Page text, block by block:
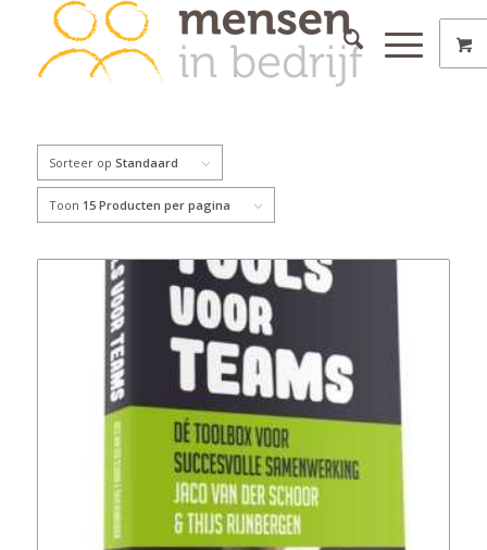
Sorteer op Standaard
Toon 15 Producten per pagina